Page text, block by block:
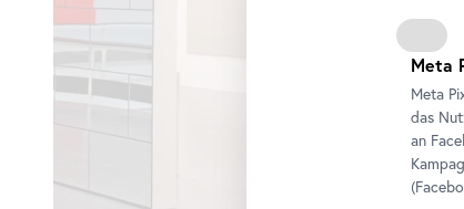
Meta
Meta
das
an
(